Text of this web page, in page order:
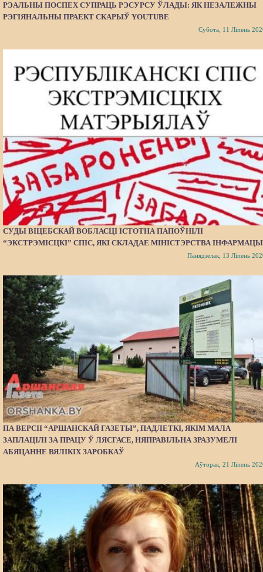
РЭАЛЬНЫ ПОСПЕХ СУПРАЦЬ РЭСУРСУ ЎЛАДЫ: ЯК НЕЗАЛЕЖНЫ
РЭГІЯНАЛЬНЫ ПРАЕКТ СКАРЫЎ YOUTUBE
Субота, 11 Ліпень
СУДЫ ВІЦЕБСКАЙ ВОБЛАСЦІ ІСТОТНА ПАПОЎНІЛІ
“ЭКСТРЭМІСЦКІ” СПІС, ЯКІ СКЛАДАЕ МІНІСТЭРСТВА
Панядзелак, 13 Ліпень
ПА ВЕРСІІ “АРШАНСКАЙ ГАЗЕТЫ”, ПАДЛЕТКІ, ЯКІМ МАЛА
ЗАПЛАЦІЛІ ЗА ПРАЦУ Ў ЛЯСГАСЕ, НЯПРАВІЛЬНА ЗРАЗУМЕЛІ
АБЯЦАННЕ ВЯЛІКІХ ЗАРОБКАЎ
Аўторак, 21 Ліпень